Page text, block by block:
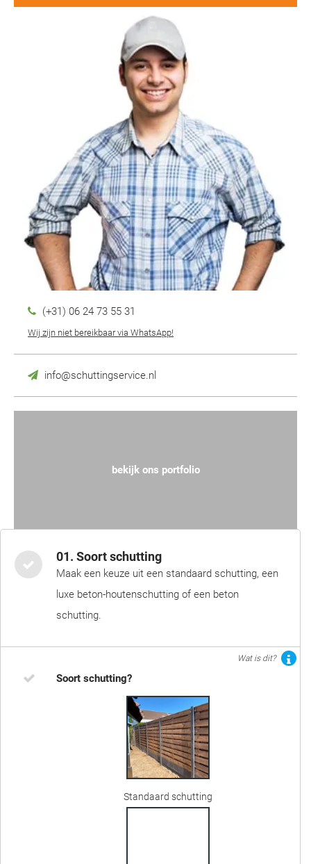
(+31) 06 24 73 55 31
Wij zijn niet bereikbaar via WhatsApp!
info@schuttingservice.nl
bekijk ons portfolio
01. Soort schutting
Maak een keuze uit een standaard schutting, een
luxe beton-houtenschutting of een beton
schutting.
Wat is dit?
Soort schutting?
Standaard schutting